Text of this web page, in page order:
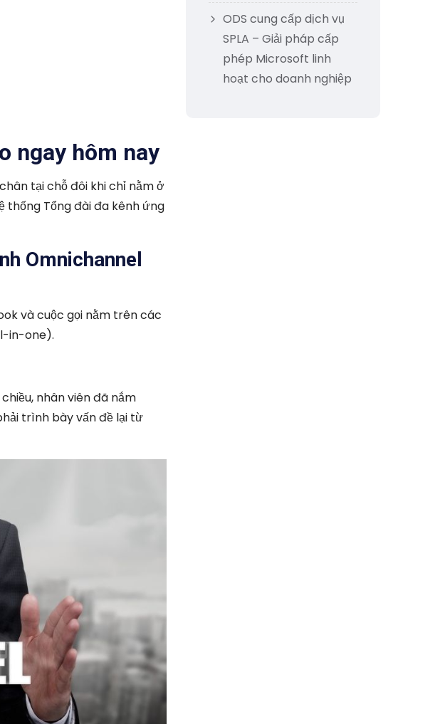
ngay hôm nay
tại chỗ đôi khi chỉ nằm ở
thống Tổng đài đa kênh ứng
Omnichannel
và cuộc gọi nằm trên các
in-one).
nhân viên đã nắm
trình bày vấn đề lại từ
ODS cung cấp dịch vụ
SPLA – Giải pháp cấp
phép Microsoft linh
hoạt cho doanh nghiệp